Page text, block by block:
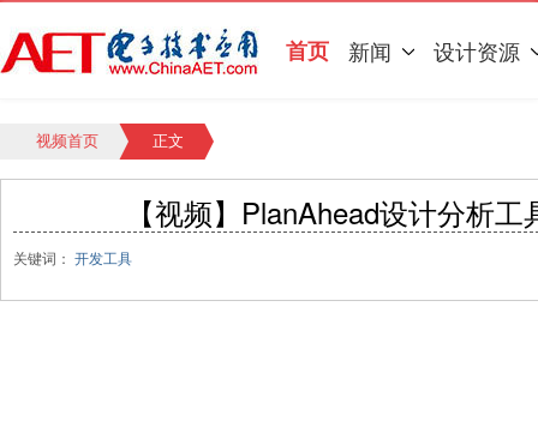
首页 新闻 设计资源
视频首页 正文
【视频】PlanAhead设计分析
关键词： 开发工具